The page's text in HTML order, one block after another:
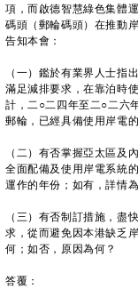
項，而啟德智慧綠色集體
碼頭（郵輪碼頭）在推動
告知本會：
（一）鑑於有業界人士指
滿足減排要求，在靠泊時
計，二○二四年至二○二六
郵輪，已經具備使用岸電的
（二）有否掌握亞太區及
全面配備及使用岸電系統
運作的年份；如有，詳情
（三）有否制訂措施，盡
求，從而避免因本港缺乏
何；如否，原因為何？
答覆：